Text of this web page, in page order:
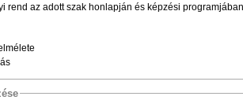
rend az adott szak honlapján és képzési